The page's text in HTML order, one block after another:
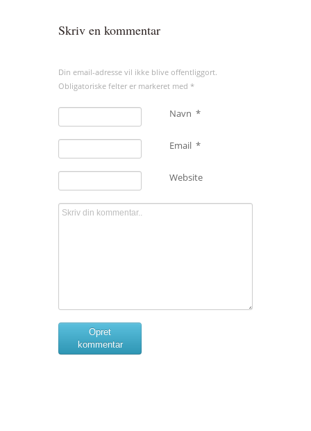
Skriv en kommentar
Din email-adresse vil ikke blive offentliggort.
Obligatoriske felter er markeret med *
Navn *
Email *
Website
Opret
kommentar